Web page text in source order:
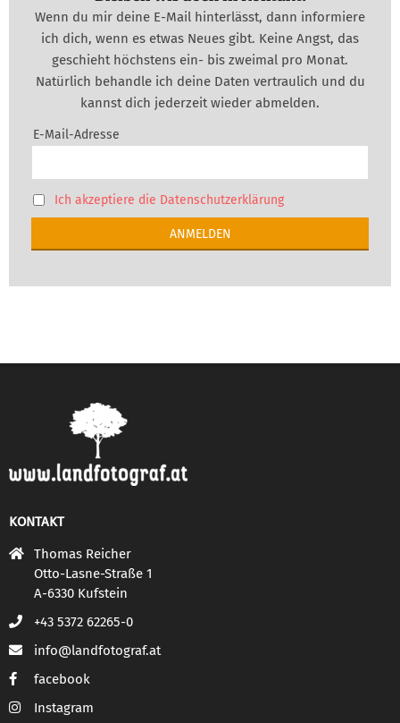
Wenn du mir deine E-Mail hinterlässt, dann informiere
ich dich, wenn es etwas Neues gibt. Keine Angst, das
geschieht höchstens ein- bis zweimal pro Monat.
Natürlich behandle ich deine Daten vertraulich und du
kannst dich jederzeit wieder abmelden.
E-Mail-Adresse
Ich akzeptiere die Datenschutzerklärung
KONTAKT
Thomas Reicher
Otto-Lasne-Straße 1
A-6330 Kufstein
+43 5372 62265-0
info@landfotograf.at
facebook
Instagram